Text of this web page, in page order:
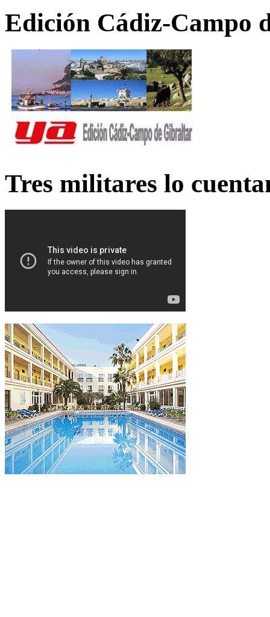
Edición Cádiz-Campo
Tres militares lo